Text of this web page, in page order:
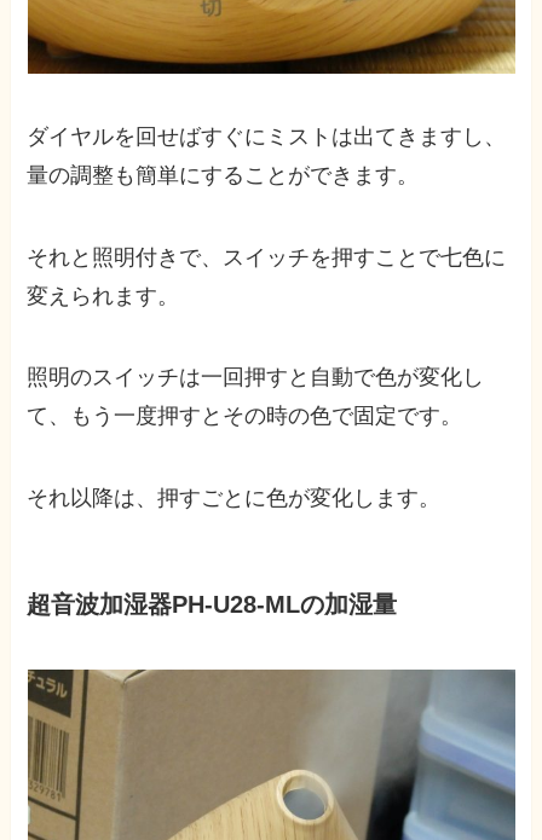
ダイヤルを回せばすぐにミストは出てきますし、
量の調整も簡単にすることができます。
それと照明付きで、スイッチを押すことで七色に
変えられます。
照明のスイッチは一回押すと自動で色が変化し
て、もう一度押すとその時の色で固定です。
それ以降は、押すごとに色が変化します。
超音波加湿器PH-U28-MLの加湿量